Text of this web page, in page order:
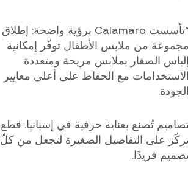
“تأسست Calamaro برؤية واضحة: إطلاق
مجموعة من ملابس الأطفال توفّر إمكانية
إلباس الصغار بملابس مريحة ومتعددة
الاستخدامات مع الحفاظ على أعلى معايير
الجودة.
تُصنع بعناية حرفية في إسبانيا. قطع
على التفاصيل الصغيرة لتجعل من كلّ
فريدًا.